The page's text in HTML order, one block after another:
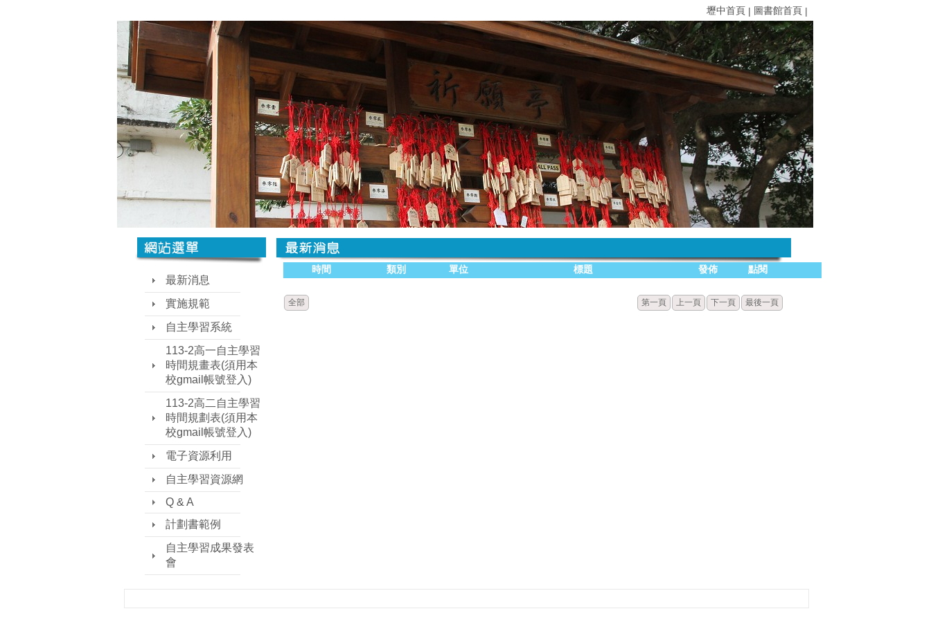
壢中首頁 | 圖書館首頁 |
最新消息
實施規範
自主學習系統
113-2高一自主學習
時間規畫表(須用本
校gmail帳號登入)
113-2高二自主學習
時間規劃表(須用本
校gmail帳號登入)
電子資源利用
自主學習資源網
Q & A
計劃書範例
自主學習成果發表
會
時間 類別 單位 標題 發佈 點閱
全部 第一頁 上一頁 下一頁 最後一頁